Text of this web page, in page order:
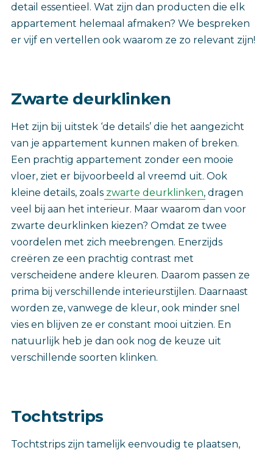
detail essentieel. Wat zijn dan producten die elk
appartement helemaal afmaken? We bespreken
er vijf en vertellen ook waarom ze zo relevant zijn!
Zwarte deurklinken
Het zijn bij uitstek ‘de details’ die het aangezicht
van je appartement kunnen maken of breken.
Een prachtig appartement zonder een mooie
vloer, ziet er bijvoorbeeld al vreemd uit. Ook
kleine details, zoals zwarte deurklinken, dragen
veel bij aan het interieur. Maar waarom dan voor
zwarte deurklinken kiezen? Omdat ze twee
voordelen met zich meebrengen. Enerzijds
creëren ze een prachtig contrast met
verscheidene andere kleuren. Daarom passen ze
prima bij verschillende interieurstijlen. Daarnaast
worden ze, vanwege de kleur, ook minder snel
vies en blijven ze er constant mooi uitzien. En
natuurlijk heb je dan ook nog de keuze uit
verschillende soorten klinken.
Tochtstrips
Tochtstrips zijn tamelijk eenvoudig te plaatsen,